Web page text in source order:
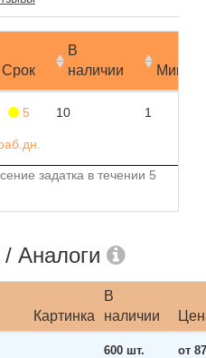
Срок
В
наличии
5 10 1
задатка в течении 5
Аналоги
Картинка
В
наличии
600 шт. от